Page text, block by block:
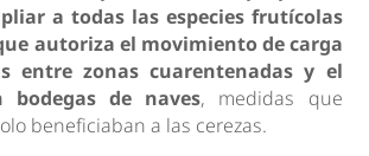
a todas las especies frutícolas
autoriza el movimiento de carga
entre zonas cuarentenadas y el
bodegas de naves, medidas que
beneficiaban a las cerezas.